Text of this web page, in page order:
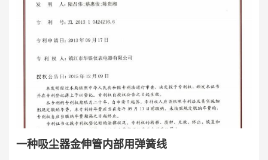
一种吸尘器金伸管内部用弹簧线